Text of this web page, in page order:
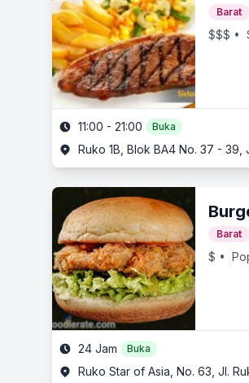
Barat
$$$ •
11:00 - 21:00 Buka
Ruko 1B, Blok BA4 No. 37 -
Barat
$ •
24 Jam Buka
Ruko Star of Asia, No. 63, Jl.